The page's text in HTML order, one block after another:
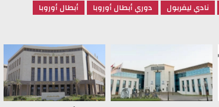
نادي ليفربول دوري أبطال أوروبا أبطال أوروبا